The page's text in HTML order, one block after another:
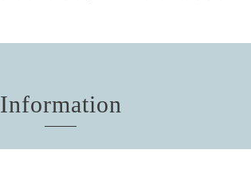
Information